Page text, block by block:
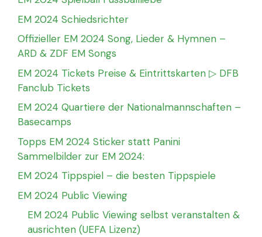
EM 2024 Schiedsrichter
Offizieller EM 2024 Song, Lieder & Hymnen –
ARD & ZDF EM Songs
EM 2024 Tickets Preise & Eintrittskarten ▷ DFB
Fanclub Tickets
EM 2024 Quartiere der Nationalmannschaften –
Basecamps
Topps EM 2024 Sticker statt Panini
Sammelbilder zur EM 2024:
EM 2024 Tippspiel – die besten Tippspiele
EM 2024 Public Viewing
EM 2024 Public Viewing selbst veranstalten &
ausrichten (UEFA Lizenz)